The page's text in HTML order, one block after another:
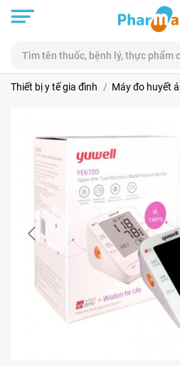
Thiết bị y tế gia đình Máy đo huyết